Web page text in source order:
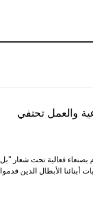
والعمل تحتفي
فعالية تحت شعار "بل
للعام 1447هـ، تكريماً لتضحيات أبنائنا الأبطال الذين قدموا